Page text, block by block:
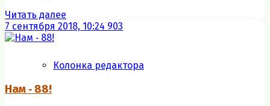
Читать далее
7 сентября 2018, 10:24 903
Колонка редактора
Нам ‑ 88!